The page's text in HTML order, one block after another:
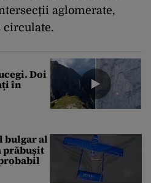
aglomerate,
circulate.
Doi
în
bulgar al
prăbușit